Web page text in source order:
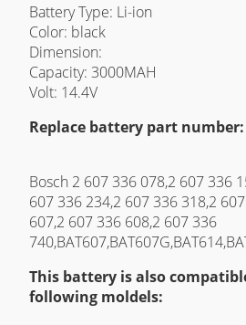
Battery Type: Li-ion
Color: black
Dimension:
Capacity: 3000MAH
Volt: 14.4V
Replace battery part number:
Bosch 2 607 336 078,2 607 336
607 336 234,2 607 336 318,2
607,2 607 336 608,2 607 336
This battery is also
following moldels: